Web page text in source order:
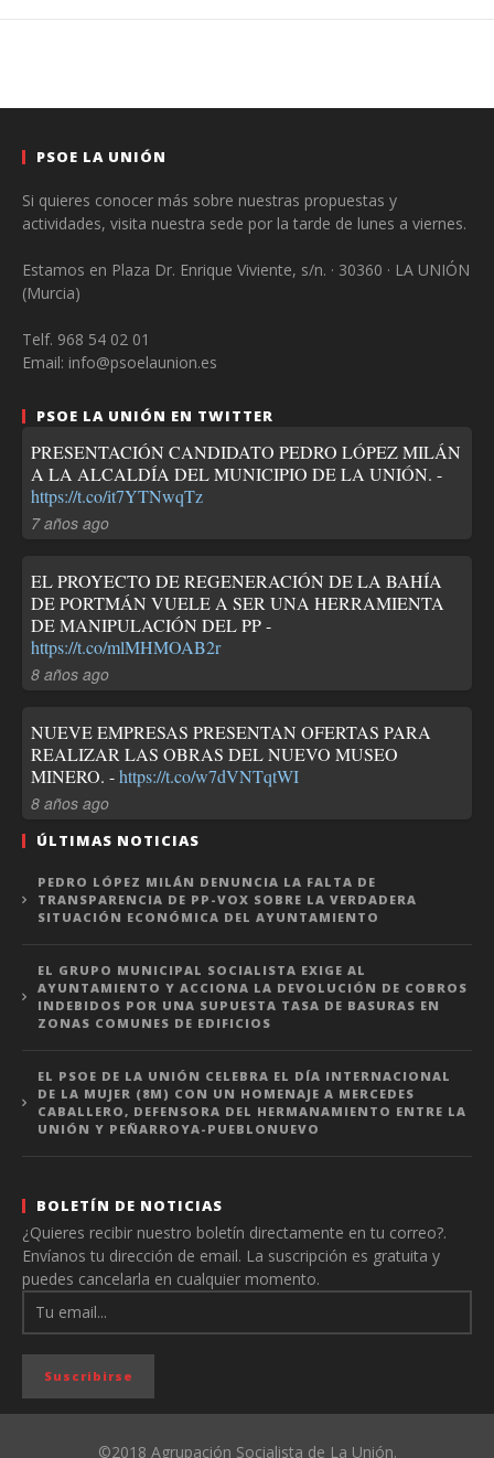
PSOE LA UNIÓN
Si quieres conocer más sobre nuestras propuestas y
actividades, visita nuestra sede por la tarde de lunes a viernes.
Estamos en Plaza Dr. Enrique Viviente, s/n. · 30360 · LA UNIÓN
(Murcia)
Telf. 968 54 02 01
Email: info@psoelaunion.es
PSOE LA UNIÓN EN TWITTER
PRESENTACIÓN CANDIDATO PEDRO LÓPEZ MILÁN
A LA ALCALDÍA DEL MUNICIPIO DE LA UNIÓN. -
https://t.co/it7YTNwqTz
7 años ago
EL PROYECTO DE REGENERACIÓN DE LA BAHÍA
DE PORTMÁN VUELE A SER UNA HERRAMIENTA
DE MANIPULACIÓN DEL PP -
https://t.co/mlMHMOAB2r
8 años ago
NUEVE EMPRESAS PRESENTAN OFERTAS PARA
REALIZAR LAS OBRAS DEL NUEVO MUSEO
MINERO. -https://t.co/w7dVNTqtWI
8 años ago
ÚLTIMAS NOTICIAS
PEDRO LÓPEZ MILÁN DENUNCIA LA FALTA DE
TRANSPARENCIA DE PP-VOX SOBRE LA VERDADERA
SITUACIÓN ECONÓMICA DEL AYUNTAMIENTO
EL GRUPO MUNICIPAL SOCIALISTA EXIGE AL
AYUNTAMIENTO Y ACCIONA LA DEVOLUCIÓN DE COBROS
INDEBIDOS POR UNA SUPUESTA TASA DE BASURAS EN
ZONAS COMUNES DE EDIFICIOS
EL PSOE DE LA UNIÓN CELEBRA EL DÍA INTERNACIONAL
DE LA MUJER (8M) CON UN HOMENAJE A MERCEDES
CABALLERO, DEFENSORA DEL HERMANAMIENTO ENTRE LA
UNIÓN Y PEÑARROYA-PUEBLONUEVO
BOLETÍN DE NOTICIAS
¿Quieres recibir nuestro boletín directamente en tu correo?.
Envíanos tu dirección de email. La suscripción es gratuita y
puedes cancelarla en cualquier momento.
©2018 Agrupación Socialista de La Unión.